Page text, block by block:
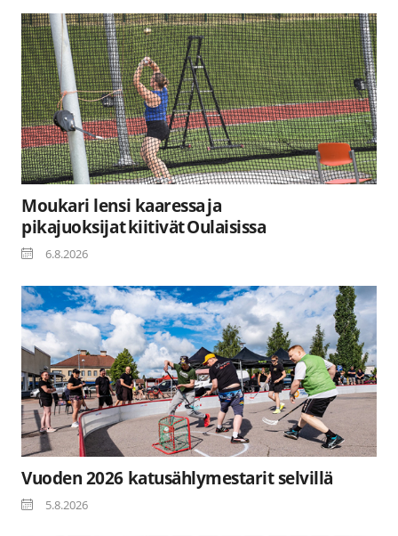
Moukari lensi kaaressa ja
pikajuoksijat kiitivät Oulaisissa
6.8.2026
Vuoden 2026 katusählymestarit selvillä
5.8.2026